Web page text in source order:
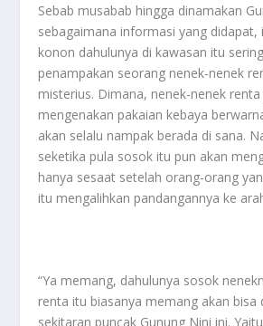
Sebab musabab hingga dinamakan
sebagaimana informasi yang didapat,
konon dahulunya di kawasan itu
penampakan seorang nenek-nenek
misterius. Dimana, nenek-nenek renta
mengenakan pakaian kebaya
akan selalu nampak berada di sana.
seketika pula sosok itu pun akan
hanya sesaat setelah orang-orang
itu mengalihkan pandangannya ke
“Ya memang, dahulunya sosok
renta itu biasanya memang akan bisa
sekitaran puncak Gunung Nini ini.